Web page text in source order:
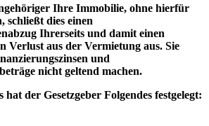
Ihre Immobilie, ohne hierfür
, schließt dies einen
Ihrerseits und damit einen
Verlust aus der Vermietung aus. Sie
und
nicht geltend machen.
der Gesetzgeber Folgendes festgelegt: